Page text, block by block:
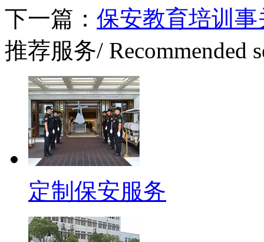
下一篇： 保安教育培训
推荐服务/ Recommended
定制保安服务